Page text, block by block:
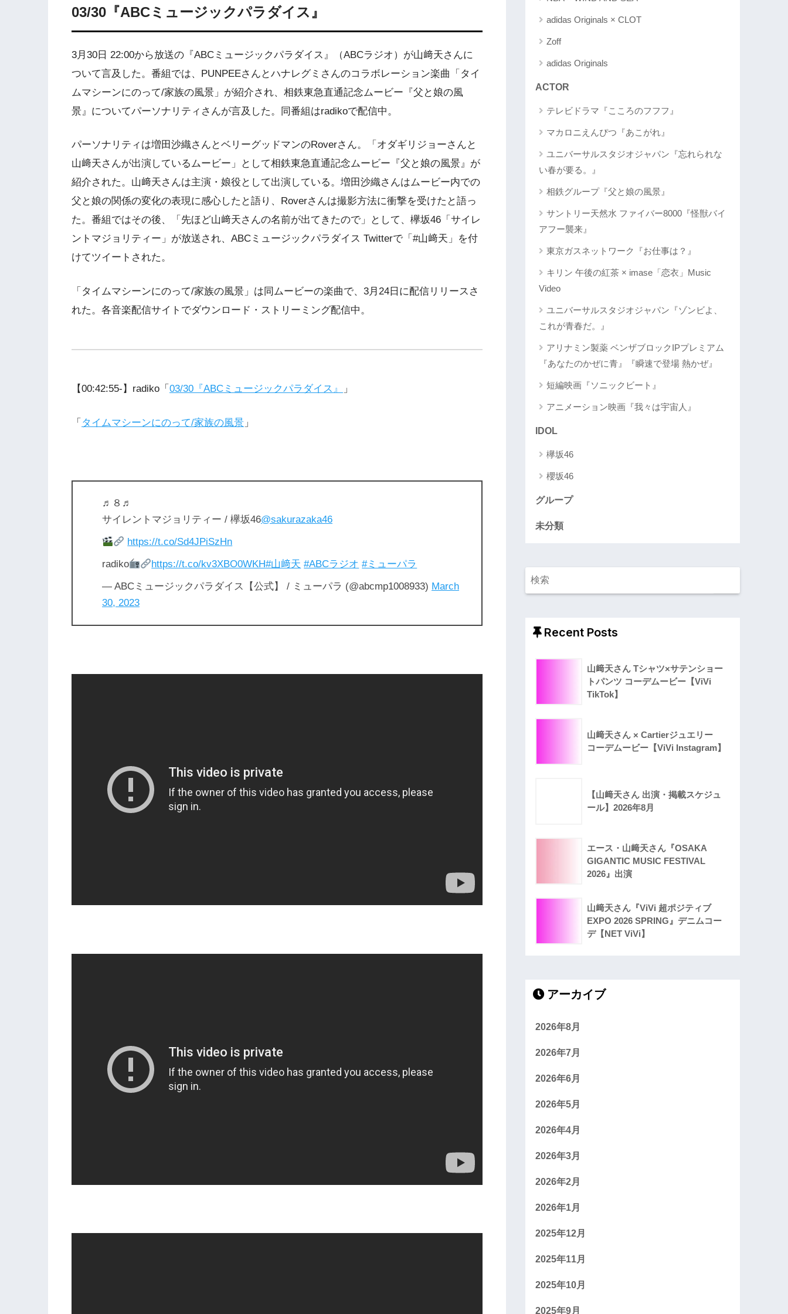
03/30『ABCミュージックパラダイス』
3月30日 22:00から放送の『ABCミュージックパラダイス』（ABCラジオ）が山﨑天さんに
ついて言及した。番組では、PUNPEEさんとハナレグミさんのコラボレーション楽曲「タイ
ムマシーンにのって/家族の風景」が紹介され、相鉄東急直通記念ムービー『父と娘の風
景』についてパーソナリティさんが言及した。同番組はradikoで配信中。
パーソナリティは増田沙織さんとベリーグッドマンのRoverさん。「オダギリジョーさんと
山﨑天さんが出演しているムービー」として相鉄東急直通記念ムービー『父と娘の風景』が
紹介された。山﨑天さんは主演・娘役として出演している。増田沙織さんはムービー内での
父と娘の関係の変化の表現に感心したと語り、Roverさんは撮影方法に衝撃を受けたと語っ
た。番組ではその後、「先ほど山﨑天さんの名前が出てきたので」として、欅坂46「サイレ
ントマジョリティー」が放送され、ABCミュージックパラダイス Twitterで「#山﨑天」を付
けてツイートされた。
「タイムマシーンにのって/家族の風景」は同ムービーの楽曲で、3月24日に配信リリースさ
れた。各音楽配信サイトでダウンロード・ストリーミング配信中。
【00:42:55-】radiko「 03/30『ABCミュージックパラダイス』 」
「 タイムマシーンにのって/家族の風景 」
♬８♬
サイレントマジョリティー / 欅坂46@sakurazaka46
https://t.co/Sd4JPiSzHn
radiko
https://t.co/kv3XBO0WKH#山﨑天 #ABCラジオ #ミューパラ
— ABCミュージックパラダイス【公式】 / ミューパラ (@abcmp1008933) March
30, 2023
adidas Originals × CLOT
Zoff
adidas Originals
ACTOR
テレビドラマ『こころのフフフ』
マカロニえんぴつ『あこがれ』
ユニバーサルスタジオジャパン『忘れられな
い春が要る。』
相鉄グループ『父と娘の風景』
サントリー天然水 ファイバー8000『怪獣バイ
アフー襲来』
東京ガスネットワーク『お仕事は？』
キリン 午後の紅茶 × imase「恋衣」Music
Video
ユニバーサルスタジオジャパン『ゾンビよ、
これが青春だ。』
アリナミン製薬 ベンザブロックIPプレミアム
『あなたのかぜに青』『瞬速で登場 熱かぜ』
短編映画『ソニックビート』
アニメーション映画『我々は宇宙人』
IDOL
欅坂46
櫻坂46
グループ
未分類
Recent Posts
山﨑天さん Tシャツ×サテンショー
トパンツ コーデムービー【ViVi
TikTok】
山﨑天さん × Cartierジュエリー
コーデムービー【ViVi Instagram】
【山﨑天さん 出演・掲載スケジュ
ール】2026年8月
エース・山﨑天さん『OSAKA
GIGANTIC MUSIC FESTIVAL
2026』出演
山﨑天さん『ViVi 超ポジティブ
EXPO 2026 SPRING』デニムコー
デ【NET ViVi】
アーカイブ
2026年8月
2026年7月
2026年6月
2026年5月
2026年4月
2026年3月
2026年2月
2026年1月
2025年12月
2025年11月
2025年10月
2025年9月